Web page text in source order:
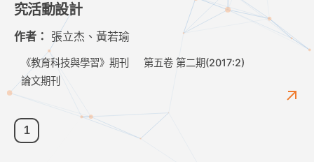
究活動設計
作者： 張立杰、黃若瑜
《教育科技與學習》期刊
第五卷 第二期(2017:2)
論文期刊
1